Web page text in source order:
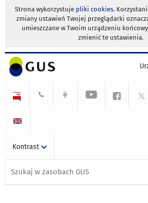
Strona wykorzystuje pliki cookies.
zmiany ustawień Twojej przeglądarki
umieszczane w Twoim urządzeniu
zmienić te ustawienia.
Kontrast